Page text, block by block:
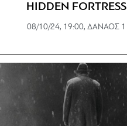
HIDDEN FORTRESS
08/10/24, 19:00, ΔΑΝΑΟΣ 1